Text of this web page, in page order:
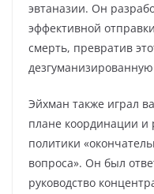
эвтаназии. Он
эффективной
смерть, превратив
Эйхман также играл
плане координации и
политики
вопроса». Он был
руководство